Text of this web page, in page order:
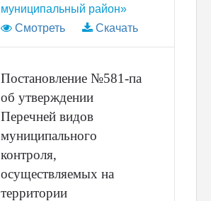
муниципальный район»
Смотреть
Скачать
Постановление №581-па
об утверждении
Перечней видов
муниципального
контроля,
осуществляемых на
территории